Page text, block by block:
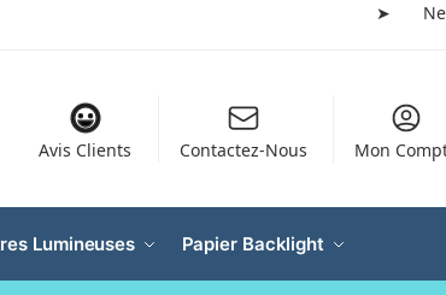
➤
Avis Clients Contactez-Nous Mon
Lumineuses Papier Backlight